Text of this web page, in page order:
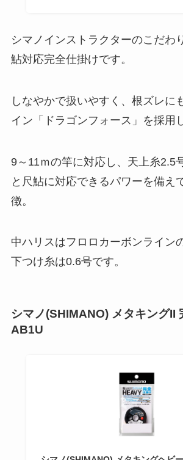
シマノインストラクターのこだわ
鮎対応完全仕掛けです。
しなやかで扱いやすく、根ズレに
イン「ドラゴンフォース」を採用
9～11ｍの竿に対応し、天上糸2.5
と尺鮎に対応できるパワーを備え
徴。
中ハリスはフロロカーボンライン
下つけ糸は0.6号です。
シマノ(SHIMANO) メタキングII
AB1U